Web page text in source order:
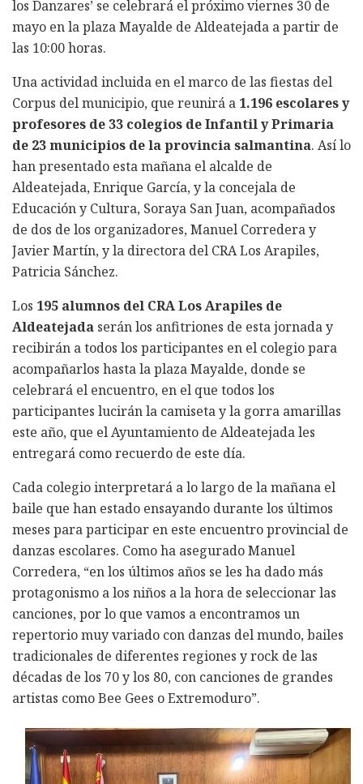
los Danzares’ se celebrará el próximo viernes 30 de
mayo en la plaza Mayalde de Aldeatejada a partir de
las 10:00 horas.
Una actividad incluida en el marco de las fiestas del
Corpus del municipio, que reunirá a 1.196 escolares y
profesores de 33 colegios de Infantil y Primaria
de 23 municipios de la provincia salmantina. Así lo
han presentado esta mañana el alcalde de
Aldeatejada, Enrique García, y la concejala de
Educación y Cultura, Soraya San Juan, acompañados
de dos de los organizadores, Manuel Corredera y
Javier Martín, y la directora del CRA Los Arapiles,
Patricia Sánchez.
Los 195 alumnos del CRA Los Arapiles de
Aldeatejada serán los anfitriones de esta jornada y
recibirán a todos los participantes en el colegio para
acompañarlos hasta la plaza Mayalde, donde se
celebrará el encuentro, en el que todos los
participantes lucirán la camiseta y la gorra amarillas
este año, que el Ayuntamiento de Aldeatejada les
entregará como recuerdo de este día.
Cada colegio interpretará a lo largo de la mañana el
baile que han estado ensayando durante los últimos
meses para participar en este encuentro provincial de
danzas escolares. Como ha asegurado Manuel
Corredera, “en los últimos años se les ha dado más
protagonismo a los niños a la hora de seleccionar las
canciones, por lo que vamos a encontramos un
repertorio muy variado con danzas del mundo, bailes
tradicionales de diferentes regiones y rock de las
décadas de los 70 y los 80, con canciones de grandes
artistas como Bee Gees o Extremoduro”.